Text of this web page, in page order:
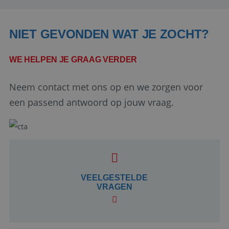
NIET GEVONDEN WAT JE ZOCHT?
WE HELPEN JE GRAAG VERDER
Neem contact met ons op en we zorgen voor
een passend antwoord op jouw vraag.
VEELGESTELDE
VRAGEN
Corporation
Google Privacy Policy